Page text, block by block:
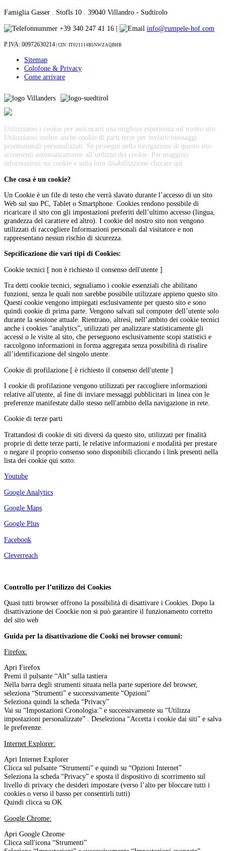
Famiglia Gasser . Stofls 10 . 39040 Villandro - Sudtirolo
+39 340 247 41 16 |
info@rumpele-hof.com
P.IVA: 00972630214 | CIN: IT021114B5NWZAQBHB
Sitemap
Colofone & Privacy
Come arrivare
Utilizziamo i cookie per assicurarti una migliore esperienza sul nostro sito.
Utilizziamo inoltre anche cookie di parti terze per inviarti messaggi
promozionali personalizzati. Se prosegui nella navigazione di questo sito
acconsenti automaticamente all’utilizzo dei cookie. Per maggiori
informazioni sui cookie e sulla loro disabilitazione cliccate quì
Che cosa è un cookie?
Un Cookie è un file di testo che verrà slavato durante l’accesso di un sito
Web sul suo PC, Tablet o Smartphone. Cookies rendono possibile di
ricaricare il sito con gli impostazioni preferiti dell’ultimo accesso (lingua,
grandezza del carattere ed altro). I cookie del nostro sito non vengono
utilizzati di raccogliere Informazioni personali dal visitatore e non
rappresentano nessun rischio di sicurezza.
Sepcificazione die vari tipi di Cookies:
Cookie tecnici [ non è richiesto il consenso dell'utente ]
Tra detti cookie tecnici, segnaliamo i cookie essenziali che abilitano
funzioni, senza le quali non sarebbe possibile utilizzare appieno questo sito.
Questi cookie vengono impiegati esclusivamente per questo sito e sono
quindi cookie di prima parte. Vengono salvati sul computer dell’utente solo
durante la sessione attuale. Rientrano, altresì, nell’ambito dei cookie tecnici
anche i cookies “analytics”, utilizzati per analizzare statisticamente gli
accessi o le visite al sito, che perseguono esclusivamente scopi statistici e
raccolgono informazioni in forma aggregata senza possibilità di risalire
all’identificazione del singolo utente.
Cookie di profilazione [ è richiesto il consenso dell'utente ]
I cookie di profilazione vengono utilizzati per raccogliere informazioni
relative all'utente, al fine di inviare messaggi pubblicitari in linea con le
preferenze manifestate dallo stesso nell'ambito della navigazione in rete.
Cookie di terze parti
Trattandosi di cookie di siti diversi da questo sito, utilizzati per finalità
proprie di dette terze parti, le relative informazioni e modalità per prestare
o negare il proprio consenso sono disponibili cliccando i link presenti nella
lista dei cookie qui sotto.
Youtube
Google Analytics
Google Maps
Google Plus
Facebook
Cleverreach
Controllo per l’utilizzo dei Cookies
Quasi tutti browser offrono la possibilità di disattivare i Cookies. Dopo la
disattivazione dei Coockie non si può garantire il funzionamento corretto
del sito web
Guida per la disattivazione die Cooki nei browser comuni:
Firefox:
Apri Firefox
Premi il pulsante “Alt” sulla tastiera
Nella barra degli strumenti situata nella parte superiore del browser,
seleziona “Strumenti” e successivamente “Opzioni”
Seleziona quindi la scheda “Privacy”
Vai su “Impostazioni Cronologia:” e successivamente su “Utilizza
impostazioni personalizzate” . Deseleziona “Accetta i cookie dai siti” e salva
le preferenze.
Internet Explorer:
Apri Internet Explorer
Clicca sul pulsante “Strumenti” e quindi su “Opzioni Internet”
Seleziona la scheda “Privacy” e sposta il dispositivo di scorrimento sul
livello di privacy che desideri impostare (verso l’alto per bloccare tutti i
cookies o verso il basso per consentirli tutti)
Quindi clicca su OK
Google Chrome:
Apri Google Chrome
Clicca sull'icona “Strumenti”